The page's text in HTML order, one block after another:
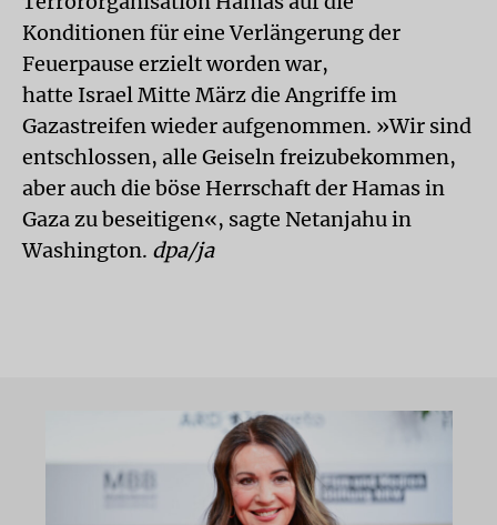
Konditionen für eine Verlängerung der
Feuerpause erzielt worden war,
hatte Israel Mitte März die Angriffe im
Gazastreifen wieder aufgenommen. »Wir sind
entschlossen, alle Geiseln freizubekommen,
aber auch die böse Herrschaft der Hamas in
Gaza zu beseitigen«, sagte Netanjahu in
Washington. dpa/ja